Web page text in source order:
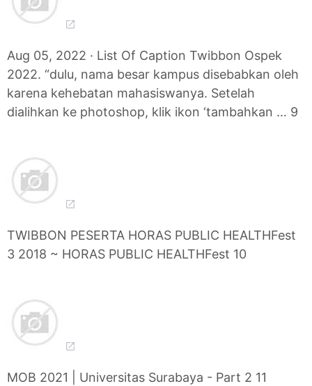
Aug 05, 2022 · List Of Caption Twibbon Ospek
2022. “dulu, nama besar kampus disebabkan oleh
karena kehebatan mahasiswanya. Setelah
dialihkan ke photoshop, klik ikon ‘tambahkan … 9
TWIBBON PESERTA HORAS PUBLIC HEALTHFest
3 2018 ~ HORAS PUBLIC HEALTHFest 10
MOB 2021 | Universitas Surabaya - Part 2 11